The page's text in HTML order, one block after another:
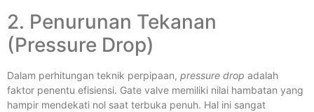
2. Penurunan Tekanan
(Pressure Drop)
Dalam perhitungan teknik perpipaan, pressure drop adalah
faktor penentu efisiensi. Gate valve memiliki nilai hambatan yang
hampir mendekati nol saat terbuka penuh. Hal ini sangat